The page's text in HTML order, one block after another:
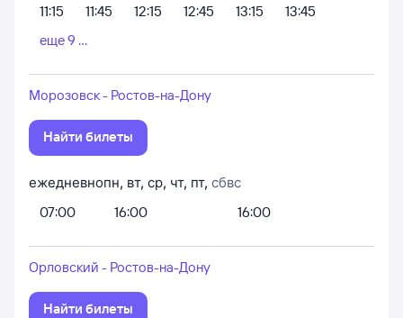
11:15
11:45 12:15 12:45 13:15
13:45
еще 9 ...
Морозовск - Ростов-на-Дону
Найти билеты
ежедневно
07:00
пн, вт, ср, чт, пт, сб
16:00
вс
16:00
Орловский - Ростов-на-Дону
Найти билеты